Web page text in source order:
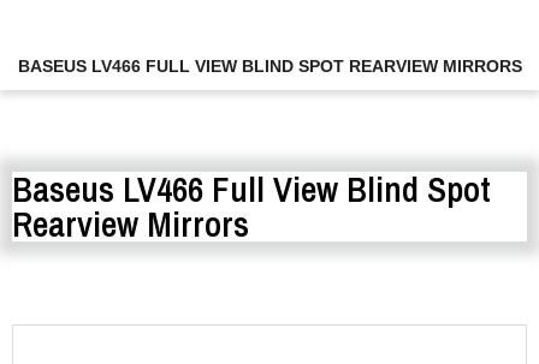
BASEUS LV466 FULL VIEW BLIND SPOT REARVIEW MIRRORS
Baseus LV466 Full View Blind Spot
Rearview Mirrors